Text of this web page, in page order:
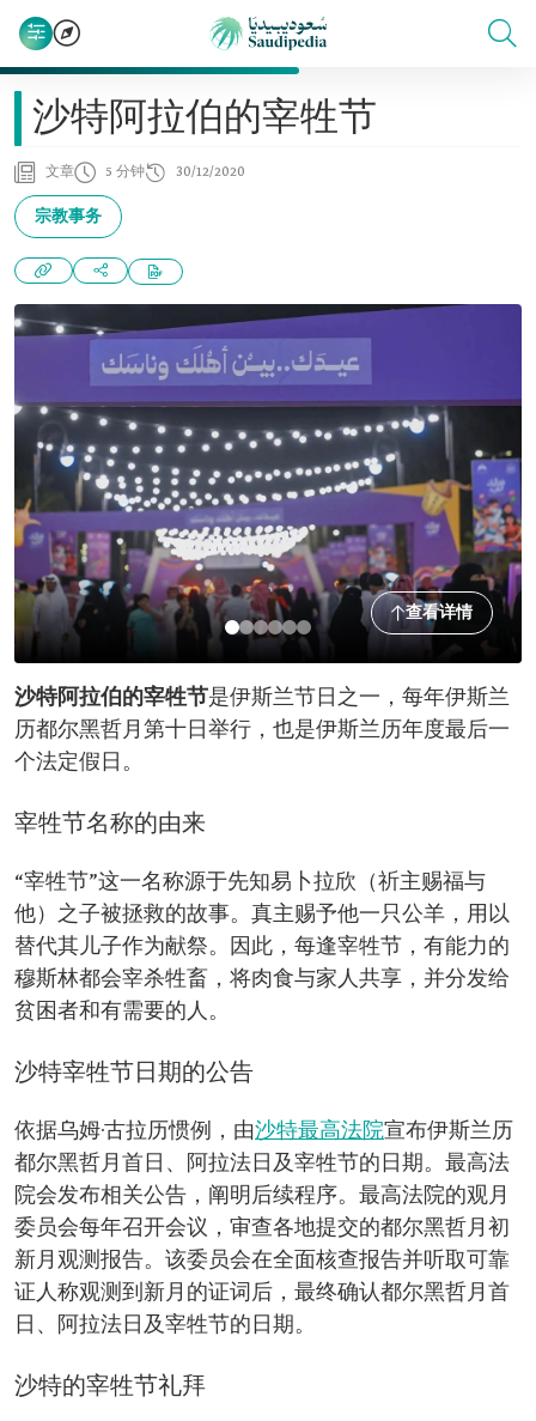
沙特阿拉伯的宰牲节
文章 5 分钟 30/12/2020
宗教事务
查看详情
沙特阿拉伯的宰牲节是伊斯兰节日之一，每年伊斯兰
历都尔黑哲月第十日举行，也是伊斯兰历年度最后一
个法定假日。
宰牲节名称的由来
“宰牲节”这一名称源于先知易卜拉欣（祈主赐福与
他）之子被拯救的故事。真主赐予他一只公羊，用以
替代其儿子作为献祭。因此，每逢宰牲节，有能力的
穆斯林都会宰杀牲畜，将肉食与家人共享，并分发给
贫困者和有需要的人。
沙特宰牲节日期的公告
依据乌姆·古拉历惯例，由沙特最高法院宣布伊斯兰历
都尔黑哲月首日、阿拉法日及宰牲节的日期。最高法
院会发布相关公告，阐明后续程序。最高法院的观月
委员会每年召开会议，审查各地提交的都尔黑哲月初
新月观测报告。该委员会在全面核查报告并听取可靠
证人称观测到新月的证词后，最终确认都尔黑哲月首
日、阿拉法日及宰牲节的日期。
沙特的宰牲节礼拜